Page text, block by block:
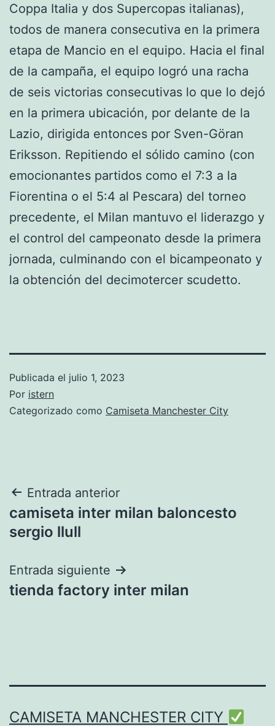
Coppa Italia y dos Supercopas italianas),
todos de manera consecutiva en la primera
etapa de Mancio en el equipo. Hacia el final
de la campaña, el equipo logró una racha
de seis victorias consecutivas lo que lo dejó
en la primera ubicación, por delante de la
Lazio, dirigida entonces por Sven-Göran
Eriksson. Repitiendo el sólido camino (con
emocionantes partidos como el 7:3 a la
Fiorentina o el 5:4 al Pescara) del torneo
precedente, el Milan mantuvo el liderazgo y
el control del campeonato desde la primera
jornada, culminando con el bicampeonato y
la obtención del decimotercer scudetto.
Publicada el julio 1, 2023
Por istern
Categorizado como Camiseta Manchester City
Navegación
de
Entrada anterior
camiseta inter milan baloncesto
sergio llull
Entrada siguiente
tienda factory inter milan
CAMISETA MANCHESTER CITY